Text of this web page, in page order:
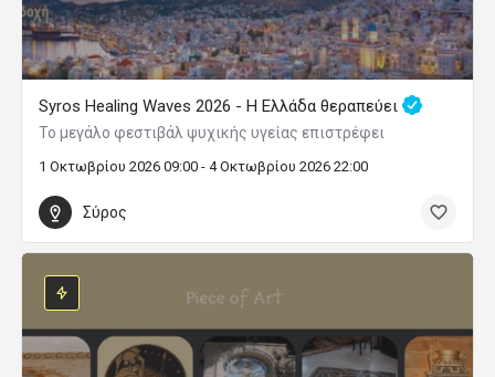
Syros Healing Waves 2026 - Η Ελλάδα θεραπεύει
Το μεγάλο φεστιβάλ ψυχικής υγείας επιστρέφει
1 Οκτωβρίου 2026 09:00 - 4 Οκτωβρίου 2026 22:00
Σύρος